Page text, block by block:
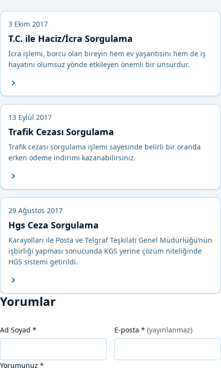
3 Ekim 2017
T.C. ile Haciz/İcra Sorgulama
İcra işlemi, borcu olan bireyin hem ev yaşantısını hem de iş
hayatını olumsuz yönde etkileyen önemli bir unsurdur.
13 Eylül 2017
Trafik Cezası Sorgulama
Trafik cezası sorgulama işlemi sayesinde belirli bir oranda
erken ödeme indirimi kazanabilirsiniz.
29 Ağustos 2017
Hgs Ceza Sorgulama
Karayolları ile Posta ve Telgraf Teşkilatı Genel Müdürlüğü’nün
işbirliği yapması sonucunda KGS yerine çözüm niteliğinde
HGS sistemi getirildi.
Yorumlar
Ad Soyad * E-posta * (yayınlanmaz)
Yorumunuz *